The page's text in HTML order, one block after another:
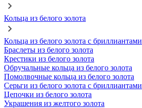
Кольца из белого золота
Кольца из белого золота с бриллиантами
Браслеты из белого золота
Крестики из белого золота
Обручальные кольца из белого золота
Помолвочные кольца из белого золота
Серьги из белого золота с бриллиантами
Цепочки из белого золота
Украшения из желтого золота